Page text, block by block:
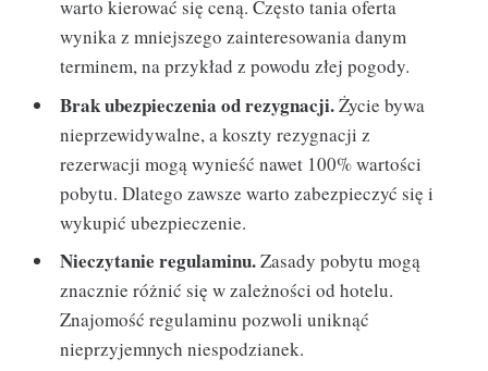
warto kierować się ceną. Często tania oferta
wynika z mniejszego zainteresowania danym
terminem, na przykład z powodu złej pogody.
Brak ubezpieczenia od rezygnacji.Życie bywa
nieprzewidywalne, a koszty rezygnacji z
rezerwacji mogą wynieść nawet 100% wartości
pobytu. Dlatego zawsze warto zabezpieczyć się i
wykupić ubezpieczenie.
Nieczytanie regulaminu.Zasady pobytu mogą
znacznie różnić się w zależności od hotelu.
Znajomość regulaminu pozwoli uniknąć
nieprzyjemnych niespodzianek.